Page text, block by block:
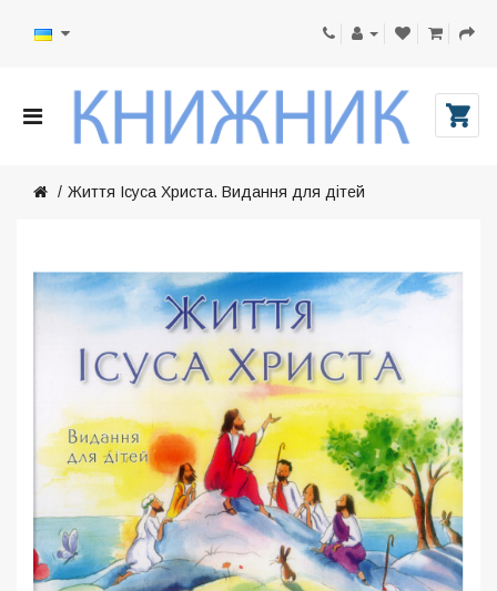
Життя Ісуса Христа. Видання для дітей